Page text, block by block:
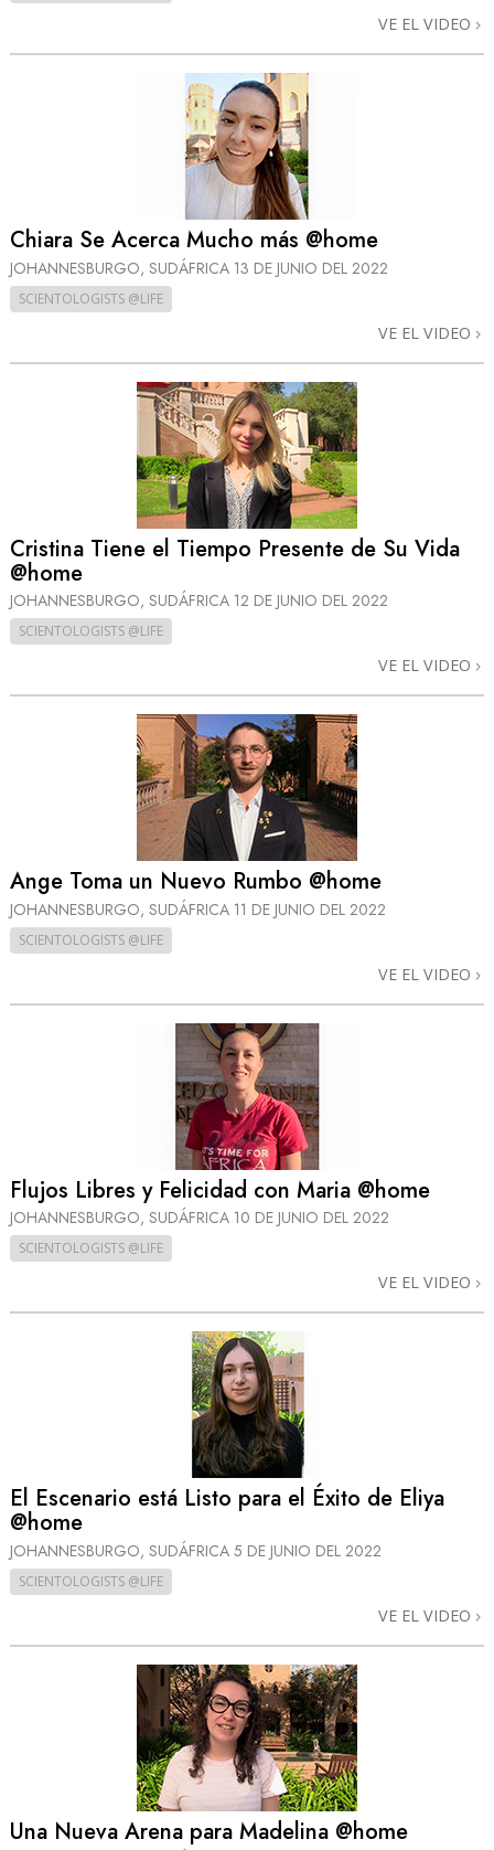
VE EL VIDEO
Chiara Se Acerca Mucho más @home
JOHANNESBURGO, SUDÁFRICA 13 DE JUNIO DEL 2022
SCIENTOLOGISTS @LIFE
VE EL VIDEO
Cristina Tiene el Tiempo Presente de Su Vida
@home
JOHANNESBURGO, SUDÁFRICA 12 DE JUNIO DEL 2022
SCIENTOLOGISTS @LIFE
VE EL VIDEO
Ange Toma un Nuevo Rumbo @home
JOHANNESBURGO, SUDÁFRICA 11 DE JUNIO DEL 2022
SCIENTOLOGISTS @LIFE
VE EL VIDEO
Flujos Libres y Felicidad con Maria @home
JOHANNESBURGO, SUDÁFRICA 10 DE JUNIO DEL 2022
SCIENTOLOGISTS @LIFE
VE EL VIDEO
El Escenario está Listo para el Éxito de Eliya
@home
JOHANNESBURGO, SUDÁFRICA 5 DE JUNIO DEL 2022
SCIENTOLOGISTS @LIFE
VE EL VIDEO
Una Nueva Arena para Madelina @home